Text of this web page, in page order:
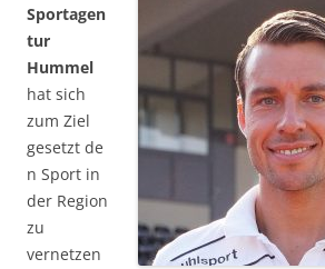
Sportagen
tur
Hummel
hat sich
zum Ziel
gesetzt de
n Sport in
der Region
zu
vernetzen